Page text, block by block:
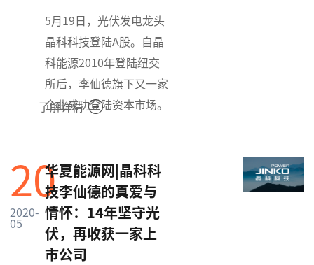
5月19日，光伏发电龙头
晶科科技登陆A股。自晶
科能源2010年登陆纽交
所后，李仙德旗下又一家
企业成功登陆资本市场。
了解详情
20
2020-
05
华夏能源网|晶科科
技李仙德的真爱与
情怀：14年坚守光
伏，再收获一家上
市公司